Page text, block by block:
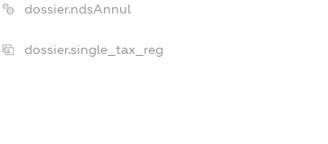
dossier.ndsAnnul
dossier.single_tax_reg